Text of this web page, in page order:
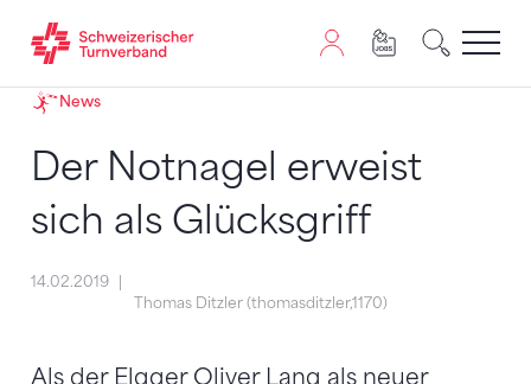
Zum Inhalt springen
Zur Sitemap navigieren
Zum Navigieren dieser Seite wird JavaScript benötigt.
News
Der Notnagel erweist
sich als Glücksgriff
14.02.2019
Thomas Ditzler (thomasditzler,1170)
Als der Elgger Oliver Lang als neuer